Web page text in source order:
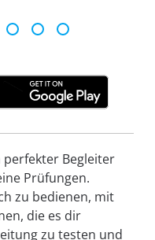
perfekter Begleiter
Prüfungen.
zu bedienen, mit
die es dir
zu testen und